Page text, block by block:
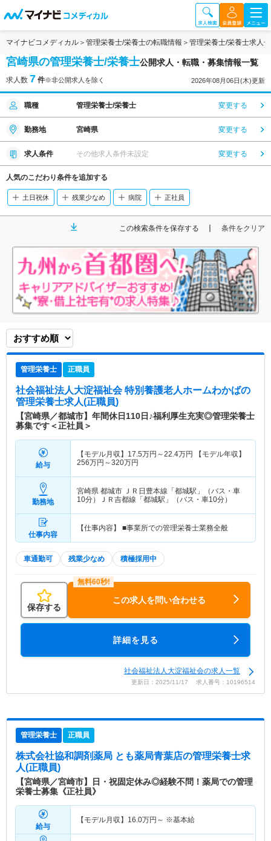
マイナビコメディカル 管理栄養士/栄養士の転職情報 管理栄養士/栄養士求人
宮崎県の管理栄養士/栄養士公開求人・転職・募集情報一覧
求人数 7 件※非公開求人を除く 2026年08月06日(木)更新
職種 管理栄養士/栄養士 変更する
勤務地 宮崎県 変更する
求人条件 その他求人条件未設定 変更する
人気のこだわり条件を追加する
土日祝休 残業少なめ 病院 正社員
この検索条件を保存する 条件をクリア
管理栄養士 正職員
社会福祉法人大淀福祉会 特別養護老人ホームわかばの
管理栄養士求人(正職員)
【宮崎県／都城市】年間休日110日♪福利厚生充実◎管理栄養士
募集です＜正社員＞
給与
【モデル月収】 17.5万円～22.4万円
【モデル年収】
256万円～320万円
勤務地
宮崎県 都城市 ＪＲ日豊本線「都城駅」（バス・車
10分）ＪＲ吉都線「都城駅」（バス・車10分）
仕事内容
【仕事内容】 ■事業所での管理栄養士業務全般
車通勤可 残業少なめ 積極採用中
保存する
この求人を問い合わせる
詳細を見る
社会福祉法人大淀福祉会の求人一覧
更新日：2025/11/17 求人番号：10196514
管理栄養士 正職員
株式会社協和調剤薬局 とも薬局青葉店の管理栄養士求
人(正職員)
【宮崎県／宮崎市】日・祝固定休み◎経験不問！薬局での管理
栄養士募集《正社員》
給与
【モデル月収】 16.0万円～ ※基本給